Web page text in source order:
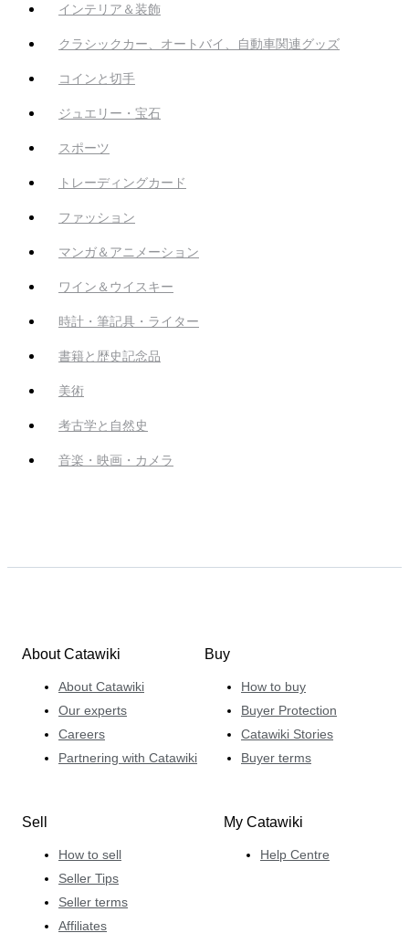
インテリア＆装飾
クラシックカー、オートバイ、自動車関連グッズ
コインと切手
ジュエリー・宝石
スポーツ
トレーディングカード
ファッション
マンガ＆アニメーション
ワイン＆ウイスキー
時計・筆記具・ライター
書籍と歴史記念品
美術
考古学と自然史
音楽・映画・カメラ
About Catawiki
About Catawiki
Our experts
Careers
Partnering with Catawiki
Buy
How to buy
Buyer Protection
Catawiki Stories
Buyer terms
Sell
How to sell
Seller Tips
Seller terms
Affiliates
My Catawiki
Help Centre